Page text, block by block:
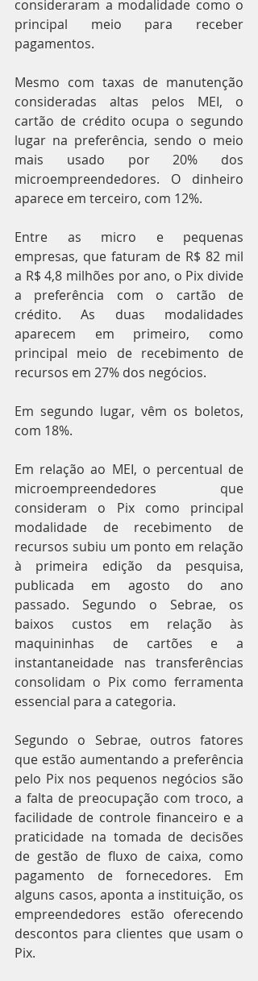
consideraram a modalidade como o
principal meio para receber
pagamentos.
Mesmo com taxas de manutenção
consideradas altas pelos MEI, o
cartão de crédito ocupa o segundo
lugar na preferência, sendo o meio
mais usado por 20% dos
microempreendedores. O dinheiro
aparece em terceiro, com 12%.
Entre as micro e pequenas
empresas, que faturam de R$ 82 mil
a R$ 4,8 milhões por ano, o Pix divide
a preferência com o cartão de
crédito. As duas modalidades
aparecem em primeiro, como
principal meio de recebimento de
recursos em 27% dos negócios.
Em segundo lugar, vêm os boletos,
com 18%.
Em relação ao MEI, o percentual de
microempreendedores que
consideram o Pix como principal
modalidade de recebimento de
recursos subiu um ponto em relação
à primeira edição da pesquisa,
publicada em agosto do ano
passado. Segundo o Sebrae, os
baixos custos em relação às
maquininhas de cartões e a
instantaneidade nas transferências
consolidam o Pix como ferramenta
essencial para a categoria.
Segundo o Sebrae, outros fatores
que estão aumentando a preferência
pelo Pix nos pequenos negócios são
a falta de preocupação com troco, a
facilidade de controle financeiro e a
praticidade na tomada de decisões
de gestão de fluxo de caixa, como
pagamento de fornecedores. Em
alguns casos, aponta a instituição, os
empreendedores estão oferecendo
descontos para clientes que usam o
Pix.